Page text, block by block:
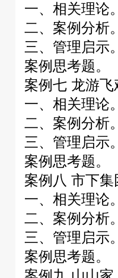
一、相关理论
二、案例分析
三、管理启示
案例思考题。
案例七 龙游飞
一、相关理论
二、案例分析
三、管理启示
案例思考题。
案例八 市下集
一、相关理论
二、案例分析
三、管理启示
案例思考题。